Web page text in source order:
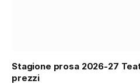
Stagione prosa 2026-27
prezzi